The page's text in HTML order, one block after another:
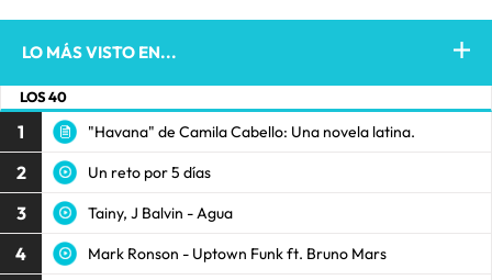
LO MÁS VISTO EN...
LOS 40
1 "Havana" de Camila Cabello: Una novela latina.
2 Un reto por 5 días
3 Tainy, J Balvin - Agua
4 Mark Ronson - Uptown Funk ft. Bruno Mars